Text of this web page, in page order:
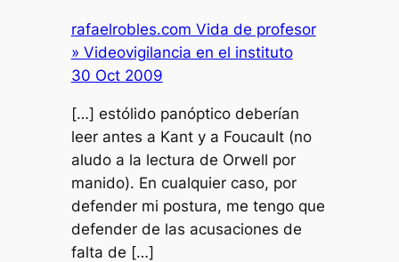
rafaelrobles.com Vida de profesor
» Videovigilancia en el instituto
30 Oct 2009
[…] estólido panóptico deberían
leer antes a Kant y a Foucault (no
aludo a la lectura de Orwell por
manido). En cualquier caso, por
defender mi postura, me tengo que
defender de las acusaciones de
falta de […]